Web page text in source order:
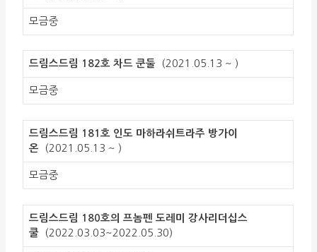
모금중
드림스드림 182호 차드 쿤둘 (2021.05.13 ~ )
모금중
드림스드림 181호 인도 마하라쉬트라주 방가이
온
(2021.05.13 ~ )
모금중
드림스드림 180호의 프놈펜 도레미 강사리더십스
쿨
(2022.03.03~2022.05.30)